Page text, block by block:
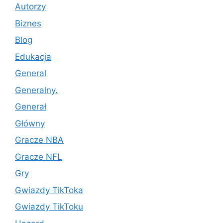
Autorzy
Biznes
Blog
Edukacja
General
Generalny.
Generał
Główny
Gracze NBA
Gracze NFL
Gry
Gwiazdy TikToka
Gwiazdy TikToku